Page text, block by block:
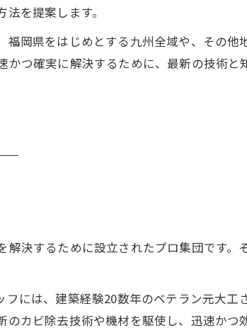
を提案します。
岡県をはじめとする九州全域や、その
つ確実に解決するために、最新の技術
決するために設立されたプロ集団です。
には、建築経験20数年のベテラン元大
カビ除去技術や機材を駆使し、迅速か